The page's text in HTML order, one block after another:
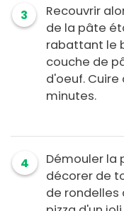
3
Recouvrir
de la pâte
rabattant le
couche de
d'oeuf.
minutes.
4
Démouler la
décorer de
de rondelles